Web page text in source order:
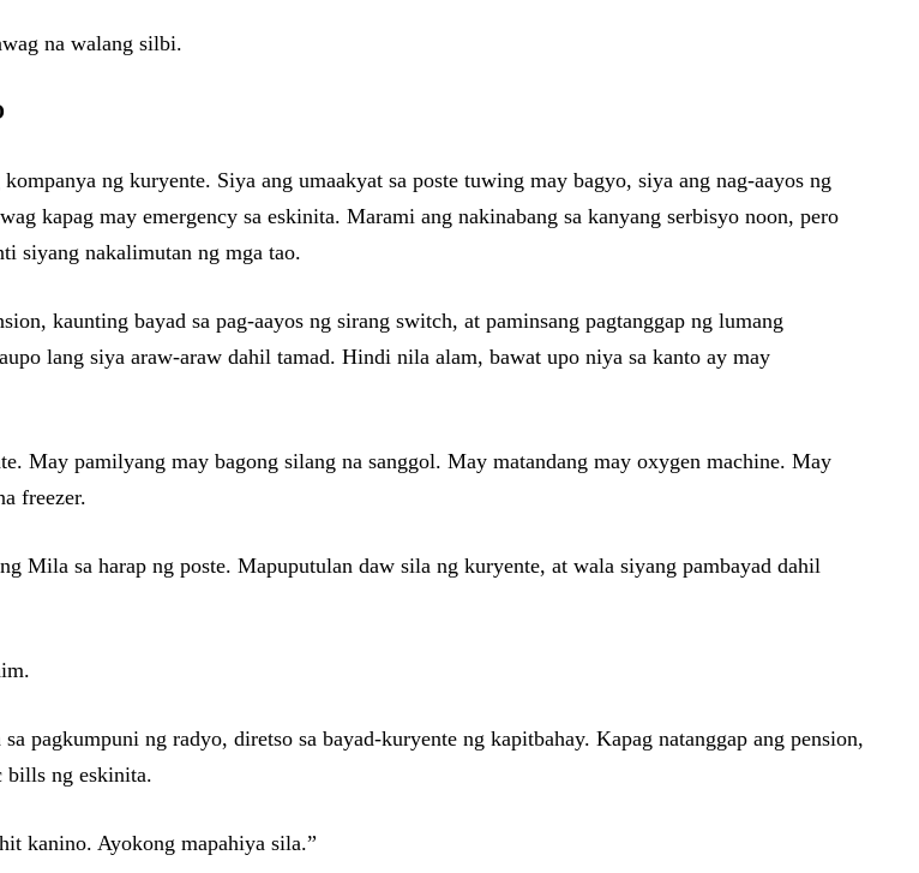
na walang silbi.
ng kuryente. Siya ang umaakyat sa poste tuwing may bagyo, siya ang nag-aayos ng
kapag may emergency sa eskinita. Marami ang nakinabang sa kanyang serbisyo noon, pero
siyang nakalimutan ng mga tao.
kaunting bayad sa pag-aayos ng sirang switch, at paminsang pagtanggap ng lumang
lang siya araw-araw dahil tamad. Hindi nila alam, bawat upo niya sa kanto ay may
May pamilyang may bagong silang na sanggol. May matandang may oxygen machine. May
freezer.
sa harap ng poste. Mapuputulan daw sila ng kuryente, at wala siyang pambayad dahil
ng radyo, diretso sa bayad-kuryente ng kapitbahay. Kapag natanggap ang pension,
bills ng eskinita.
kanino. Ayokong mapahiya sila.”